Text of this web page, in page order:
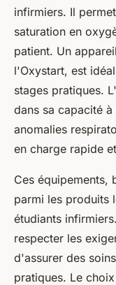
infirmiers. Il
saturation en
patient. Un
l'Oxystart, est
stages pratiques.
dans sa capacité
anomalies
en charge rapide
Ces équipements,
parmi les produits
étudiants
respecter les
d'assurer des
pratiques. Le